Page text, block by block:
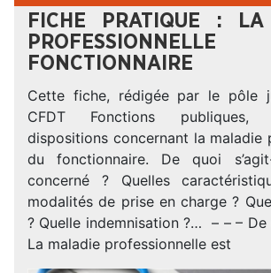
FICHE PRATIQUE : LA
FONCTIONNAIRE
Cette fiche, rédigée par le pôle
CFDT Fonctions
dispositions concernant la maladie
du fonctionnaire. De quoi
concerné ? Quelles
modalités de prise en charge ?
? Quelle indemnisation ?… – – – De
La maladie professionnelle est